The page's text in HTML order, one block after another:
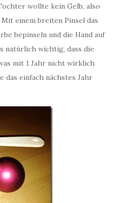
wollte kein Gelb, also
einem breiten Pinsel das
bepinseln und die Hand auf
natürlich wichtig, dass die
mit 1 Jahr nicht wirklich
einfach nächstes Jahr